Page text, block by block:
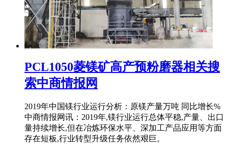
PCL1050菱镁矿高产预粉磨器相关搜
索中商情报网
2019年中国镁行业运行分析：原镁产量万吨 同比增长%
中商情报网讯：2019年,镁行业运行总体平稳,产量、出口
量持续增长,但在冶炼环保水平、深加工产品应用等方面
存在短板,行业转型升级任务依然艰巨。